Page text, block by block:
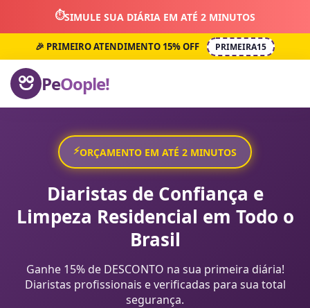
⏱️SIMULE SUA DIÁRIA EM ATÉ 2 MINUTOS
🎉 PRIMEIRO ATENDIMENTO 15% OFF PRIMEIRA15
PeOople!
⚡ORÇAMENTO EM ATÉ 2 MINUTOS
Diaristas de Confiança e
Limpeza Residencial em Todo o
Brasil
Ganhe 15% de DESCONTO na sua primeira diária!
Diaristas profissionais e verificadas para sua total
segurança.